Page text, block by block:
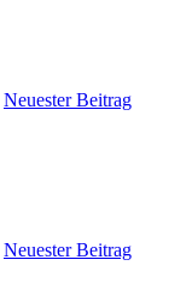
Neuester Beitrag
Neuester Beitrag